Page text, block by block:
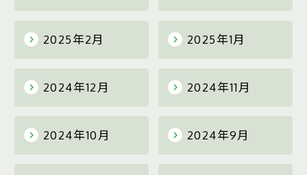
2025年2月 2025年1月
2024年12月 2024年11月
2024年10月 2024年9月